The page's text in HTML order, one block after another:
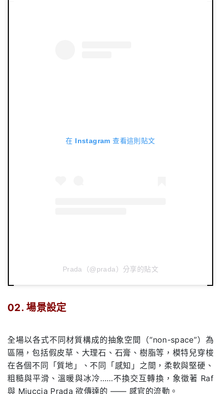
在 Instagram 查看這則貼文
Prada（@prada）分享的貼文
02. 場景設定
全場以各式不同材質構成的抽象空間（“non-space”）為
區隔，包括假皮草、大理石、石膏、樹脂等，模特兒穿梭
在各個不同「質地」、不同「感知」之間，柔軟與堅硬、
粗糙與平滑、溫暖與冰冷……不換交互轉換，象徵著 Raf
與 Miuccia Prada 欲傳達的 —— 感官的流動。